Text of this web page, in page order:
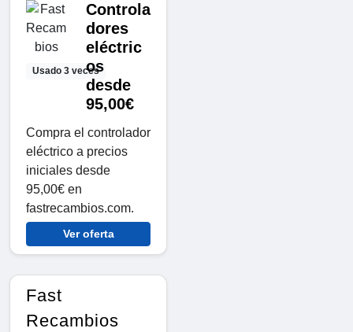
Usado 3 veces
Controla
dores
eléctric
os
desde
95,00€
Compra el controlador
eléctrico a precios
iniciales desde
95,00€ en
fastrecambios.com.
Ver oferta
Fast
Recambios